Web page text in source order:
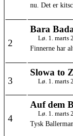
nu. Det er
2
Bara
Lø. 1. marts
Finnerne har
3
Slowa to
Lø. 1. marts
4
Auf dem
Lø. 1. marts
Tysk